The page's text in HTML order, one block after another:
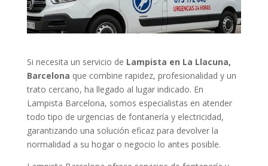
Si necesita un servicio de Lampista en La Llacuna,
Barcelona que combine rapidez, profesionalidad y un
trato cercano, ha llegado al lugar indicado. En
Lampista Barcelona, somos especialistas en atender
todo tipo de urgencias de fontanería y electricidad,
garantizando una solución eficaz para devolver la
normalidad a su hogar o negocio lo antes posible.